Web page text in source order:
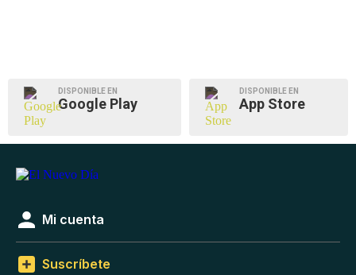
DISPONIBLE EN
Google Play
DISPONIBLE EN
App Store
Mi cuenta
Suscríbete